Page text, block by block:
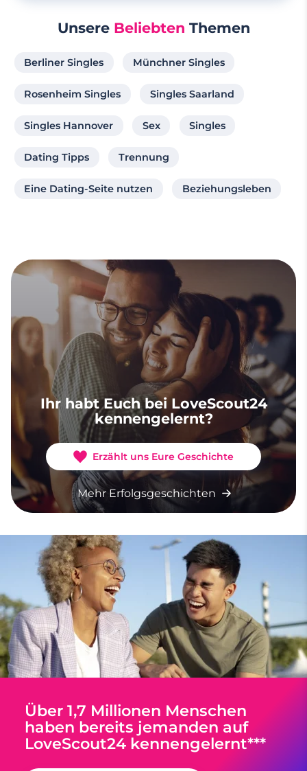
Unsere Beliebten Themen
Berliner Singles Münchner Singles
Rosenheim Singles Singles Saarland
Singles Hannover Sex Singles
Dating Tipps Trennung
Eine Dating-Seite nutzen Beziehungsleben
Ihr habt Euch bei LoveScout24
kennengelernt?
Erzählt uns Eure Geschichte
Mehr Erfolgsgeschichten
Über 1,7 Millionen Menschen
haben bereits jemanden auf
LoveScout24 kennengelernt***